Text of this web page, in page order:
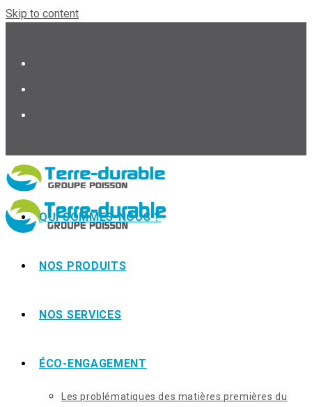
Skip to content
QUI SOMMES-NOUS ?
NOS PRODUITS
NOS SERVICES
ÉCO-ENGAGEMENT
Les problématiques des matières premières du